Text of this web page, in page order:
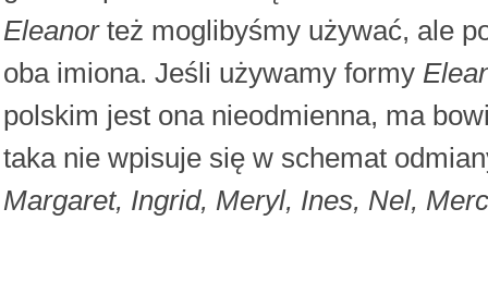
Eleanorteż moglibyśmy używać, ale
oba imiona. Jeśli używamy formy
polskim jest ona nieodmienna, ma
taka nie wpisuje się w schemat
Margaret, Ingrid, Meryl, Ines, Nel,